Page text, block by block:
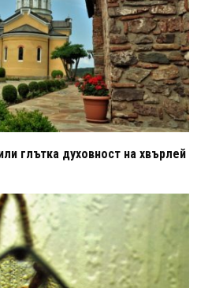
глътка духовност на хвърлей